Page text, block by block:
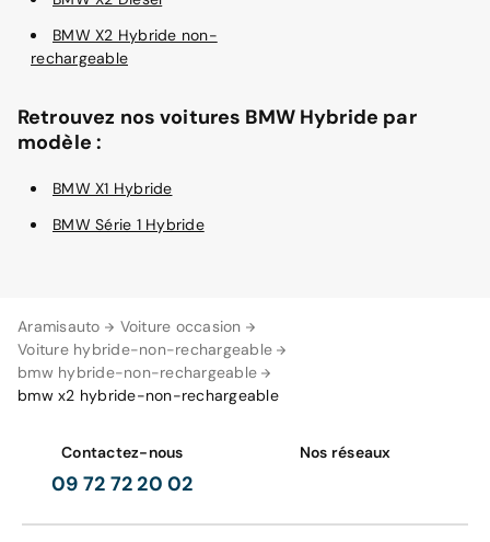
Aramisauto
Voiture occasion
Voiture hybride-non-rechargeable
bmw hybride-non-rechargeable
bmw x2 hybride-non-rechargeable
BMW X2 Hybride non-
rechargeable
Retrouvez nos voitures BMW Hybride par
modèle :
BMW X1 Hybride
BMW Série 1 Hybride
Contactez-nous
09 72 72 20 02
Nos réseaux